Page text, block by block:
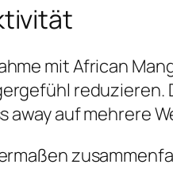
mit African
reduzieren.
auf mehrere